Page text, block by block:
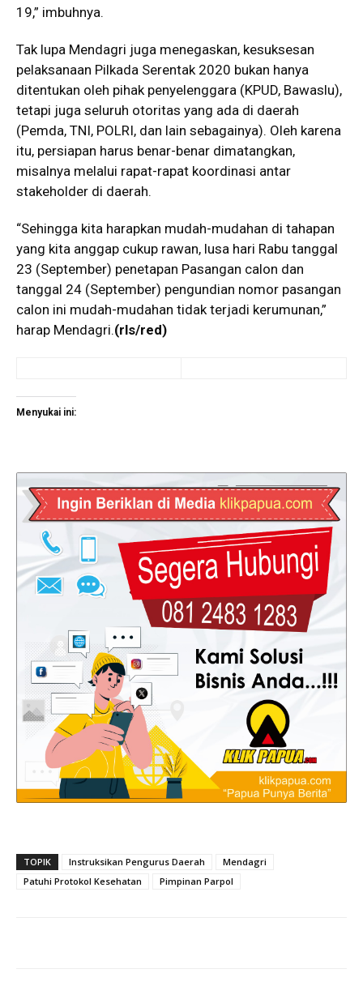
19,” imbuhnya.
Tak lupa Mendagri juga menegaskan, kesuksesan
pelaksanaan Pilkada Serentak 2020 bukan hanya
ditentukan oleh pihak penyelenggara (KPUD, Bawaslu),
tetapi juga seluruh otoritas yang ada di daerah
(Pemda, TNI, POLRI, dan lain sebagainya). Oleh karena
itu, persiapan harus benar-benar dimatangkan,
misalnya melalui rapat-rapat koordinasi antar
stakeholder di daerah.
“Sehingga kita harapkan mudah-mudahan di tahapan
yang kita anggap cukup rawan, lusa hari Rabu tanggal
23 (September) penetapan Pasangan calon dan
tanggal 24 (September) pengundian nomor pasangan
calon ini mudah-mudahan tidak terjadi kerumunan,”
harap Mendagri.(rls/red)
Menyukai ini:
TOPIK Instruksikan Pengurus Daerah
Mendagri
Patuhi Protokol Kesehatan
Pimpinan Parpol